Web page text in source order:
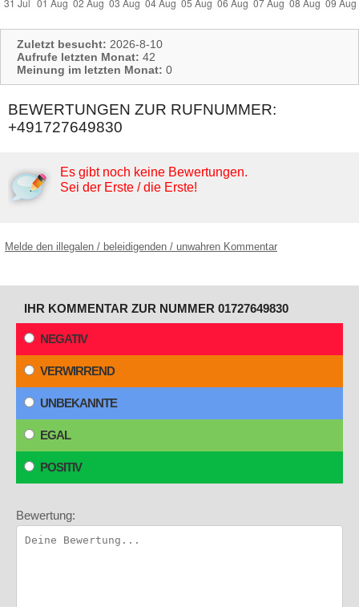
Zuletzt besucht: 2026-8-10
Aufrufe letzten Monat: 42
Meinung im letzten Monat: 0
BEWERTUNGEN ZUR RUFNUMMER:
+491727649830
Es gibt noch keine Bewertungen.
Sei der Erste / die Erste!
Melde den illegalen / beleidigenden / unwahren Kommentar
IHR KOMMENTAR ZUR NUMMER 01727649830
NEGATIV
VERWIRREND
UNBEKANNTE
EGAL
POSITIV
Bewertung: